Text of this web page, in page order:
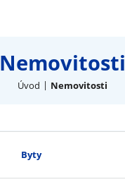
Naše služby
Nemovitosti
Kontakty
Nemovitosti
Úvod Nemovitosti
Byty